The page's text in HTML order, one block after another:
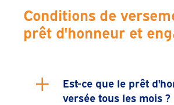
Conditions de
prêt d'honneur et
+
Est-ce que le prêt
versée tous les mois ?